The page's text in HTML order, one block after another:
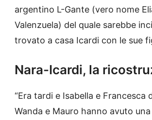
argentino L-Gante (vero nome
Valenzuela) del quale sarebbe
trovato a casa Icardi con le sue
Nara-Icardi, la
“Era tardi e Isabella e Francesca
Wanda e Mauro hanno avuto